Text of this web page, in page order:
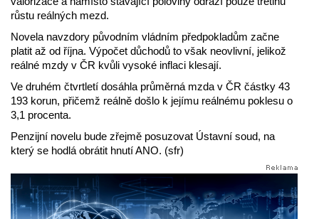
růstu reálných mezd.
Novela navzdory původním vládním předpokladům začne
platit až od října. Výpočet důchodů to však neovlivní, jelikož
reálné mzdy v ČR kvůli vysoké inflaci klesají.
Ve druhém čtvrtletí dosáhla průměrná mzda v ČR částky 43
193 korun, přičemž reálně došlo k jejímu reálnému poklesu o
3,1 procenta.
Penzijní novelu bude zřejmě posuzovat Ústavní soud, na
který se hodlá obrátit hnutí ANO. (sfr)